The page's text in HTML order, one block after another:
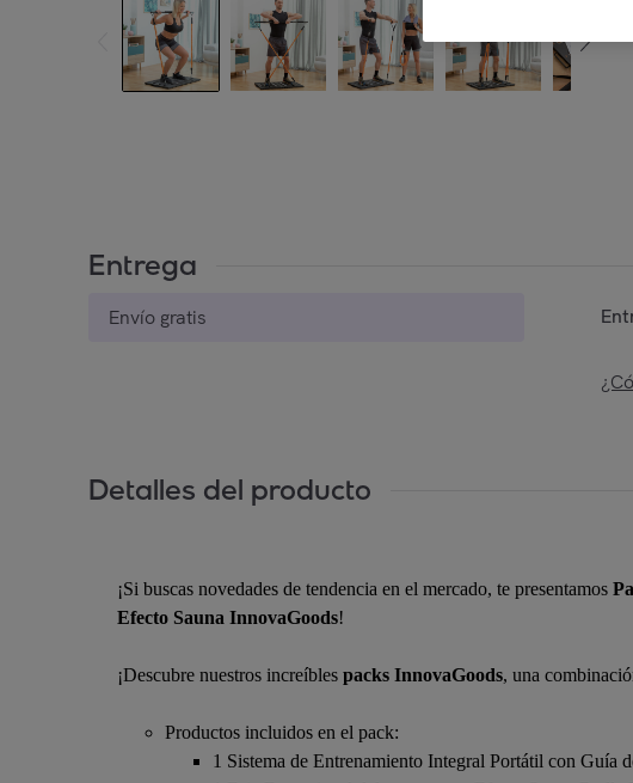
Entrega
Envío gratis
Detalles del producto
¡Si buscas novedades de tendencia en el mercado, te presentamos
Efecto Sauna InnovaGoods!
¡Descubre nuestros increíbles packs InnovaGoods, una
Productos incluidos en el pack:
1 Sistema de Entrenamiento Integral Portátil con